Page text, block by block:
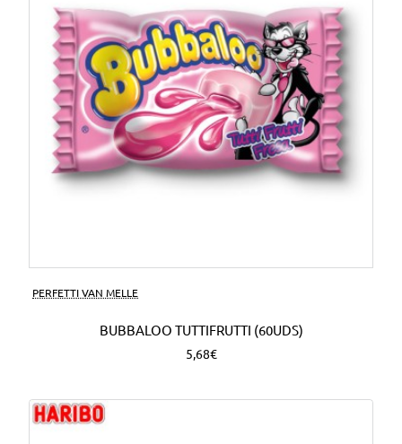
PERFETTI VAN MELLE
BUBBALOO TUTTIFRUTTI (60UDS)
5,68€